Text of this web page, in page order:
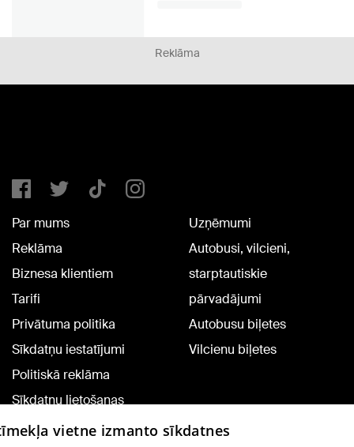
Reklāma
Par mums
Reklāma
Biznesa klientiem
Tarifi
Privātuma politika
Sīkdatņu iestatījumi
Politiskā reklāma
Sīkdatņu lietošanas
noteikumi
Uzņēmumi
Autobusi, vilcieni,
starptautiskie
pārvadājumi
Autobusu biļetes
Vilcienu biļetes
vietne izmanto sīkdatnes